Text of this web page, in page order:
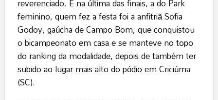
reverenciado. E na última das finais, a do Park
feminino, quem fez a festa foi a anfitriã Sofia
Godoy, gaúcha de Campo Bom, que conquistou
o bicampeonato em casa e se manteve no topo
do ranking da modalidade, depois de também ter
subido ao lugar mais alto do pódio em Criciúma
(SC).